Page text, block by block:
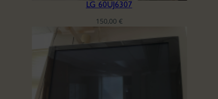
LG 60UJ6307
150,00 €